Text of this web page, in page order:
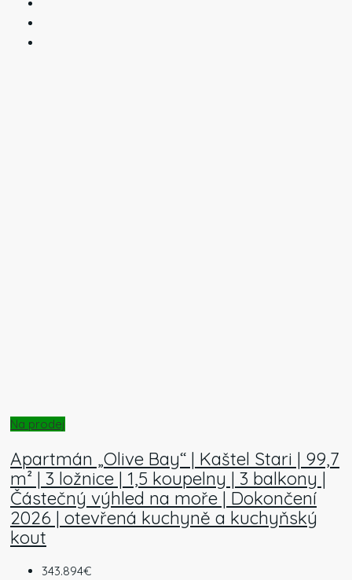
Na prodej
Apartmán „Olive Bay“ | Kaštel Stari | 99,7
m² | 3 ložnice | 1,5 koupelny | 3 balkony |
Částečný výhled na moře | Dokončení
2026 | otevřená kuchyně a kuchyňský
kout
343.894€